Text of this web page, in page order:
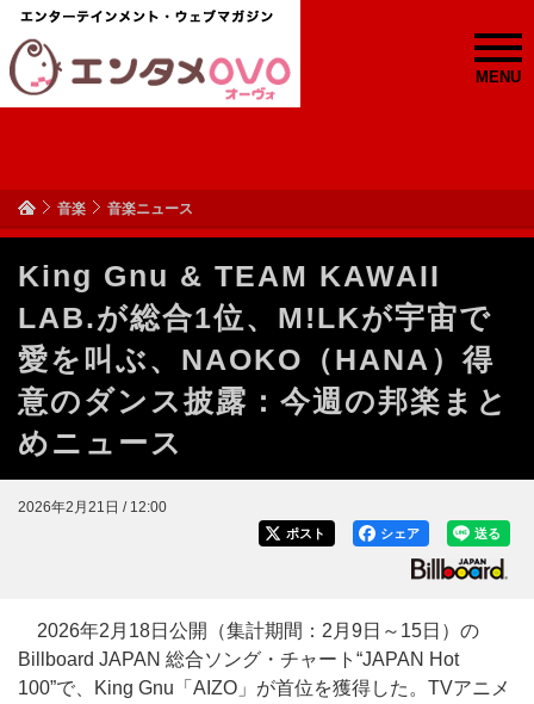
MENU
音楽 音楽ニュース
King Gnu & TEAM KAWAII
LAB.が総合1位、M!LKが宇宙で
愛を叫ぶ、NAOKO（HANA）得
意のダンス披露：今週の邦楽まと
めニュース
2026年2月21日 / 12:00
送る
シェア
ポスト
2026年2月18日公開（集計期間：2月9日～15日）の
Billboard JAPAN 総合ソング・チャート“JAPAN Hot
100”で、King Gnu「AIZO」が首位を獲得した。TVアニメ